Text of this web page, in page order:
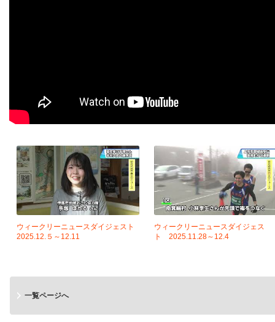
ウィークリーニュースダイジェスト
2025.12.５～12.11
ウィークリーニュースダイジェス
ト 2025.11.28～12.4
一覧ページへ